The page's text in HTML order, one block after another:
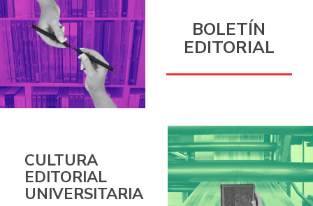
BOLETÍN
EDITORIAL
CULTURA
EDITORIAL
UNIVERSITARIA